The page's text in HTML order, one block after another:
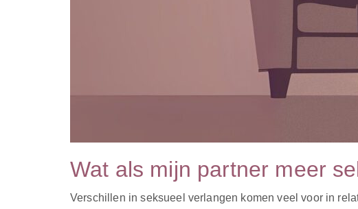
Wat als mijn partner meer
Verschillen in seksueel verlangen komen veel voor in